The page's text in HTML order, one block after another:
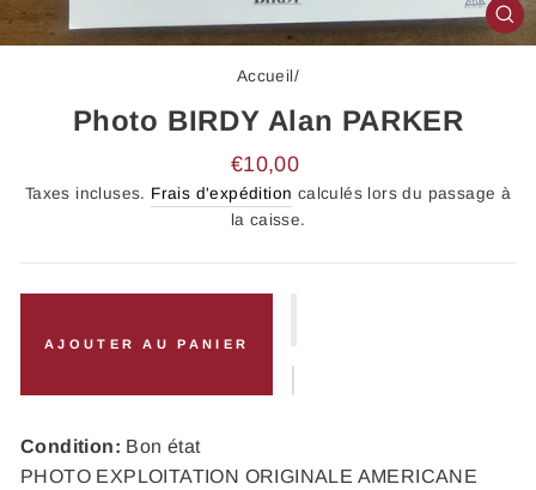
Accueil/
Photo BIRDY Alan PARKER
Prix
régulier
€10,00
Taxes incluses. Frais d'expédition calculés lors du passage à
la caisse.
AJOUTER AU PANIER
Condition: Bon état
PHOTO EXPLOITATION ORIGINALE AMERICANE